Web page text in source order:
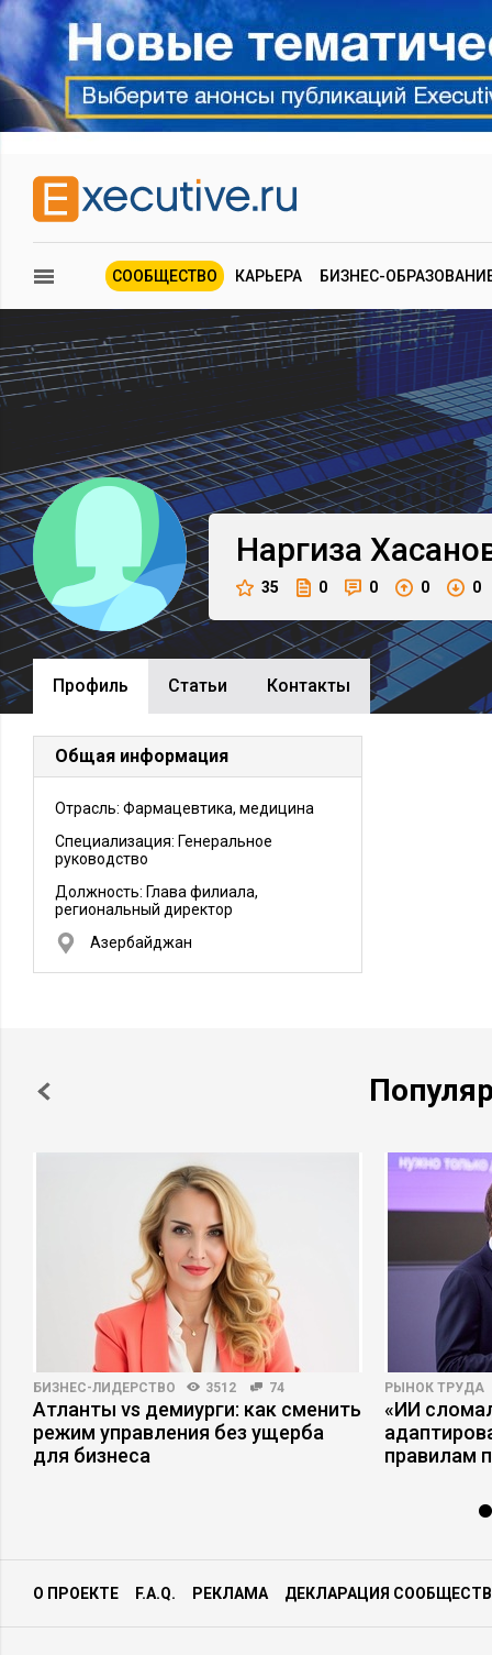
СООБЩЕСТВО КАРЬЕРА БИЗНЕС-
Наргиза
35 0 0 0 0
Профиль Cтатьи Контакты
Общая информация
Отрасль: Фармацевтика, медицина
Специализация: Генеральное
руководство
Должность: Глава филиала,
региональный директор
Азербайджан
БИЗНЕС-ЛИДЕРСТВО 3512 74
Атланты vs демиурги: как сменить
режим управления без ущерба
для бизнеса
РЫНОК ТРУДА
«ИИ
правилам
О ПРОЕКТЕ F.A.Q. РЕКЛАМА ДЕКЛАРАЦИЯ